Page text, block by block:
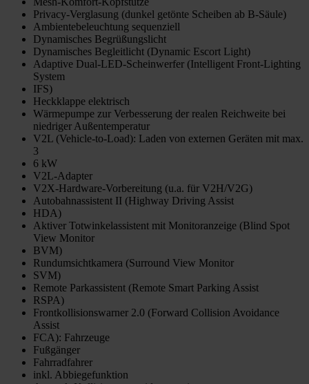
Privacy-Verglasung (dunkel getönte Scheiben ab B-Säule)
Ambientebeleuchtung sequenziell
Dynamisches Begrüßungslicht
Dynamisches Begleitlicht (Dynamic Escort Light)
Adaptive Dual-LED-Scheinwerfer (Intelligent Front-Lighting
System
IFS)
Heckklappe elektrisch
Wärmepumpe zur Verbesserung der realen Reichweite bei
niedriger Außentemperatur
V2L (Vehicle-to-Load): Laden von externen Geräten mit max.
3
6 kW
V2L-Adapter
V2X-Hardware-Vorbereitung (u.a. für V2H/V2G)
Autobahnassistent II (Highway Driving Assist
HDA)
Aktiver Totwinkelassistent mit Monitoranzeige (Blind Spot
View Monitor
BVM)
Rundumsichtkamera (Surround View Monitor
SVM)
Remote Parkassistent (Remote Smart Parking Assist
RSPA)
Frontkollisionswarner 2.0 (Forward Collision Avoidance
Assist
FCA): Fahrzeuge
Fußgänger
Fahrradfahrer
inkl. Abbiegefunktion